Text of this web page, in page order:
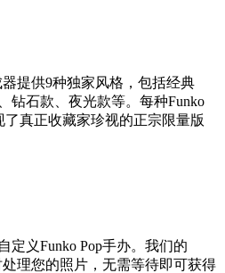
器提供9种独家风格，包括经典
钻石款、夜光款等。每种Funko
了真正收藏家珍视的正宗限量版
定义Funko Pop手办。我们的
处理您的照片，无需等待即可获得